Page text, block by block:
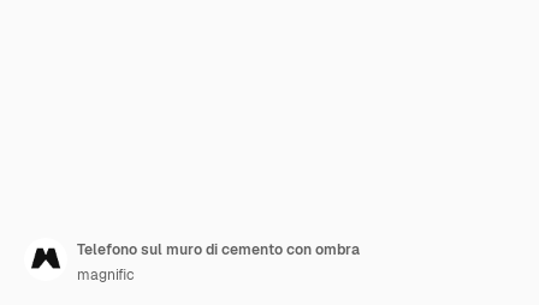
Telefono sul muro di cemento con ombra
magnific